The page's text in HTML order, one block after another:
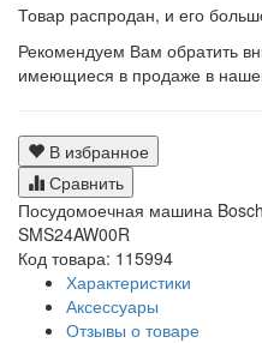
Товар распродан, и его
Рекомендуем Вам обратить
имеющиеся в продаже в
В избранное
Сравнить
Посудомоечная машина
SMS24AW00R
Код товара: 115994
Характеристики
Аксессуары
Отзывы о товаре